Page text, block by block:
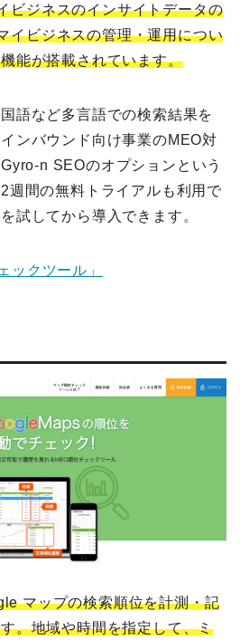
ビジネスのインサイトデータの
イビジネスの管理・運用につい
能が搭載されています。
語など多言語での検索結果を
ンバウンド向け事業のMEO対
n SEOのオプションという
週間の無料トライアルも利用で
試してから導入できます。
ックツール」
マップの検索順位を計測・記
。地域や時間を指定して、ミ